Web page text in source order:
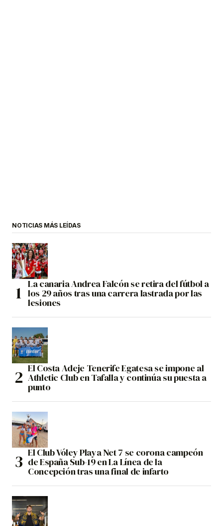
NOTICIAS MÁS LEÍDAS
La canaria Andrea Falcón se retira del fútbol a
los 29 años tras una carrera lastrada por las
lesiones
El Costa Adeje Tenerife Egatesa se impone al
Athletic Club en Tafalla y continúa su puesta a
punto
El Club Vóley Playa Net 7 se corona campeón
de España Sub-19 en La Línea de la
Concepción tras una final de infarto